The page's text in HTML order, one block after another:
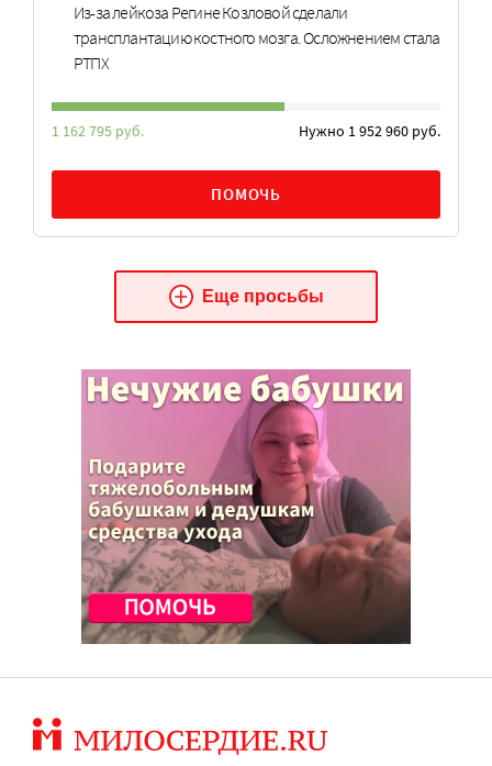
Из-за лейкоза Регине Козловой сделали
трансплантацию костного мозга. Осложнением стала
РТПХ
1 162 795 руб. Нужно 1 952 960 руб.
ПОМОЧЬ
Еще просьбы